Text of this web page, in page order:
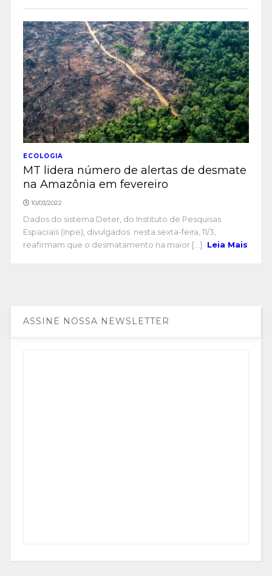
ECOLOGIA
MT lidera número de alertas de desmate
na Amazônia em fevereiro
10/03/2022
Dados do sistema Deter, do Instituto de Pesquisas
Espaciais (Inpe), divulgados nesta sexta-feira, 11/3,
reafirmam que o desmatamento na maior [...]
Leia Mais
ASSINE NOSSA NEWSLETTER